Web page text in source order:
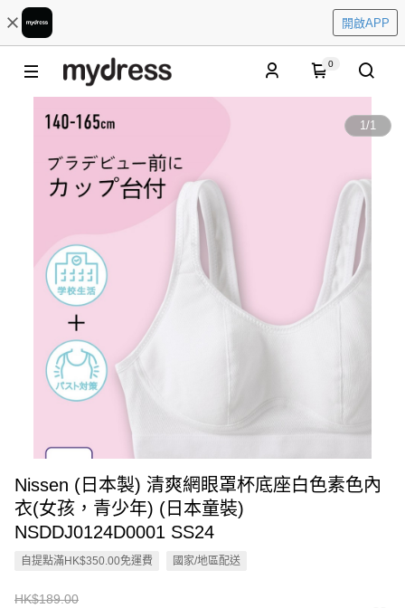
開啟APP
0
1/1
Nissen (日本製) 清爽網眼罩杯底座白色素色內
衣(女孩，青少年) (日本童裝)
NSDDJ0124D0001 SS24
自提點滿HK$350.00免運費 國家/地區配送
HK$189.00